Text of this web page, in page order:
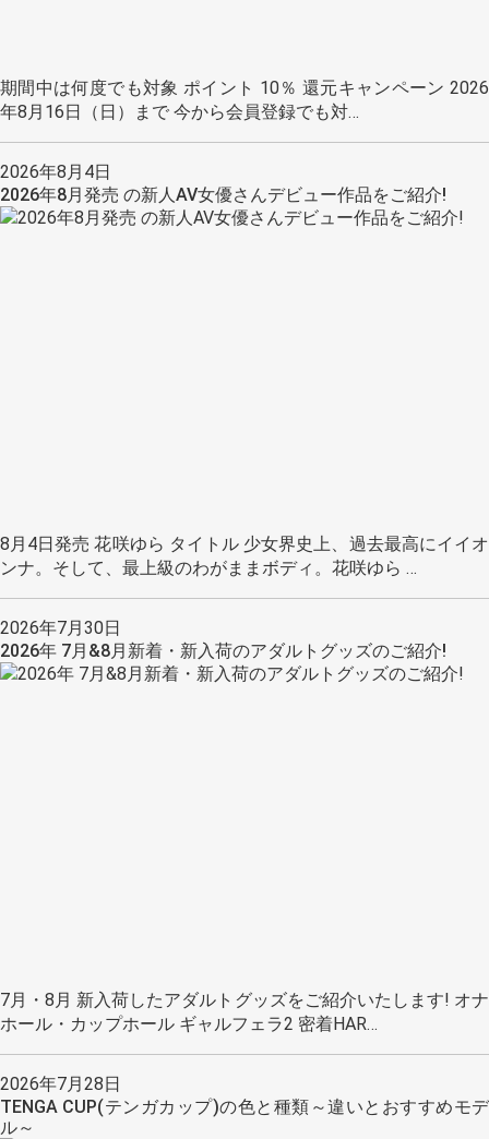
期間中は何度でも対象 ポイント 10％ 還元キャンペーン 2026
年8月16日（日）まで 今から会員登録でも対…
2026年8月4日
2026年8月発売 の新人AV女優さんデビュー作品をご紹介!
8月4日発売 花咲ゆら タイトル 少女界史上、過去最高にイイオ
ンナ。そして、最上級のわがままボディ。花咲ゆら …
2026年7月30日
2026年 7月&8月新着・新入荷のアダルトグッズのご紹介!
7月・8月 新入荷したアダルトグッズをご紹介いたします! オナ
ホール・カップホール ギャルフェラ2 密着HAR…
2026年7月28日
TENGA CUP(テンガカップ)の色と種類～違いとおすすめモデ
ル～